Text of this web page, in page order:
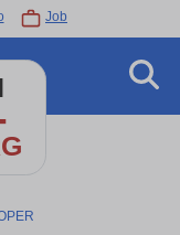
Job